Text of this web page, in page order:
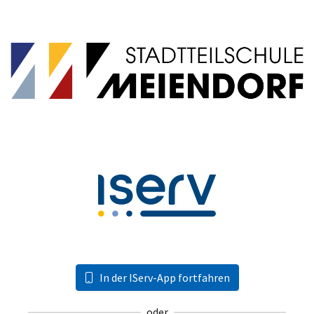
In der IServ-App fortfahren